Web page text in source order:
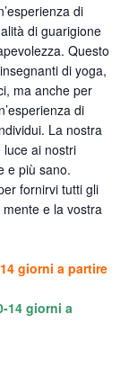
di
di guarigione
Questo
di yoga,
ma anche per
di
La nostra
ai nostri
e più sano.
fornirvi tutti gli
e la vostra
giorni a partire
14 giorni a